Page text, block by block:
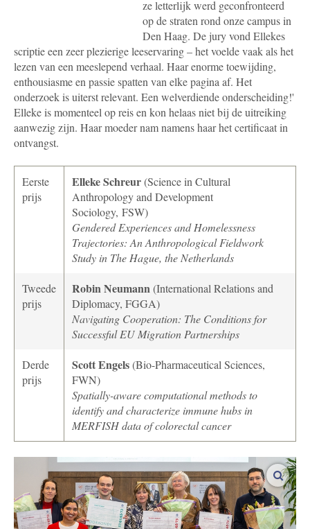
ze letterlijk werd geconfronteerd
op de straten rond onze campus in
Den Haag. De jury vond Ellekes
scriptie een zeer plezierige leeservaring – het voelde vaak als het
lezen van een meeslepend verhaal. Haar enorme toewijding,
enthousiasme en passie spatten van elke pagina af. Het
onderzoek is uiterst relevant. Een welverdiende onderscheiding!'
Elleke is momenteel op reis en kon helaas niet bij de uitreiking
aanwezig zijn. Haar moeder nam namens haar het certificaat in
ontvangst.
Eerste
prijs
Elleke Schreur(Science in Cultural
Anthropology and Development
Sociology, FSW)
Gendered Experiences and Homelessness
Trajectories: An Anthropological Fieldwork
Study in The Hague, the Netherlands
Tweede
prijs
Robin Neumann(International Relations and
Diplomacy, FGGA)
Navigating Cooperation: The Conditions for
Successful EU Migration Partnerships
Derde
prijs
Scott Engels(Bio-Pharmaceutical Sciences,
FWN)
Spatially-aware computational methods to
identify and characterize immune hubs in
MERFISH data of colorectal cancer